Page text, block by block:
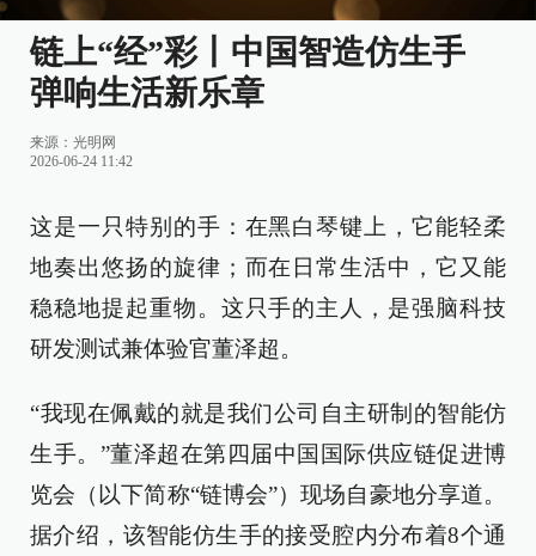
链上“经”彩丨中国智造仿生手
弹响生活新乐章
来源： 光明网
2026-06-24 11:42
这是一只特别的手：在黑白琴键上，它能轻柔
地奏出悠扬的旋律；而在日常生活中，它又能
稳稳地提起重物。这只手的主人，是强脑科技
研发测试兼体验官董泽超。
“我现在佩戴的就是我们公司自主研制的智能仿
生手。”董泽超在第四届中国国际供应链促进博
览会（以下简称“链博会”）现场自豪地分享道。
据介绍，该智能仿生手的接受腔内分布着8个通